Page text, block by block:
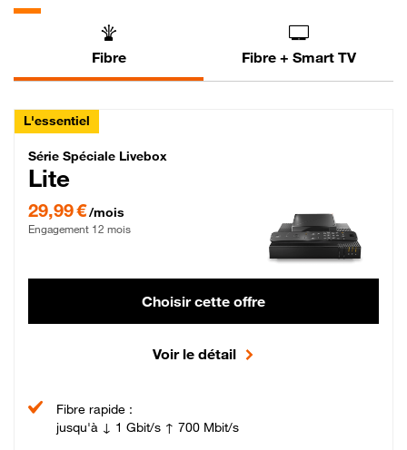
Fibre Fibre + Smart TV
L'essentiel
Série Spéciale Livebox Lite Fibre
Série Spéciale Livebox
Lite
29,99 €/mois
Engagement 12 mois
Choisir cette offre
Voir le détail
Fibre rapide :
jusqu'à ↓ 1 Gbit/s ↑ 700 Mbit/s